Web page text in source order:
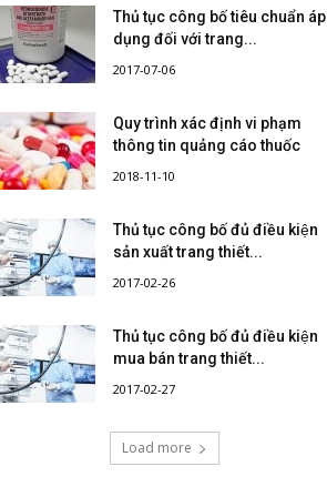
Thủ tục công bố tiêu chuẩn áp
dụng đối với trang...
2017-07-06
Quy trình xác định vi phạm
thông tin quảng cáo thuốc
2018-11-10
Thủ tục công bố đủ điều kiện
sản xuất trang thiết...
2017-02-26
Thủ tục công bố đủ điều kiện
mua bán trang thiết...
2017-02-27
Load more